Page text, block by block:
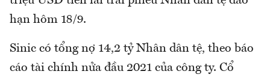
hạn hôm 18/9.
Sinic có tổng nợ 14,2 tỷ Nhân dân tệ, theo báo
cáo tài chính nửa đầu 2021 của công ty. Cổ